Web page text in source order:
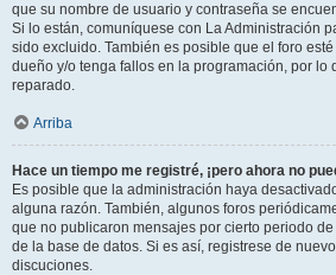
que su nombre de usuario y contraseña se
Si lo están, comuníquese con La Administración
sido excluido. También es posible que el foro
dueño y/o tenga fallos en la programación, por lo
reparado.
Arriba
Hace un tiempo me registré, ¡pero ahora no
Es posible que la administración haya
alguna razón. También, algunos foros
que no publicaron mensajes por cierto periodo
de la base de datos. Si es así, registrese de
discuciones.